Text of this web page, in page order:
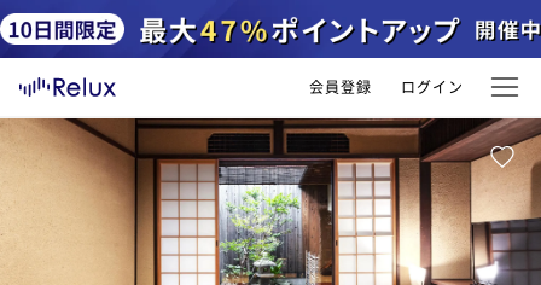
会員登録 ログイン